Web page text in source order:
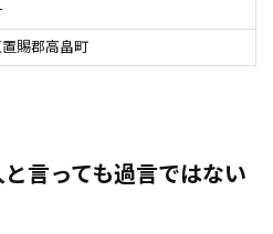
賜郡高畠町
言っても過言ではない